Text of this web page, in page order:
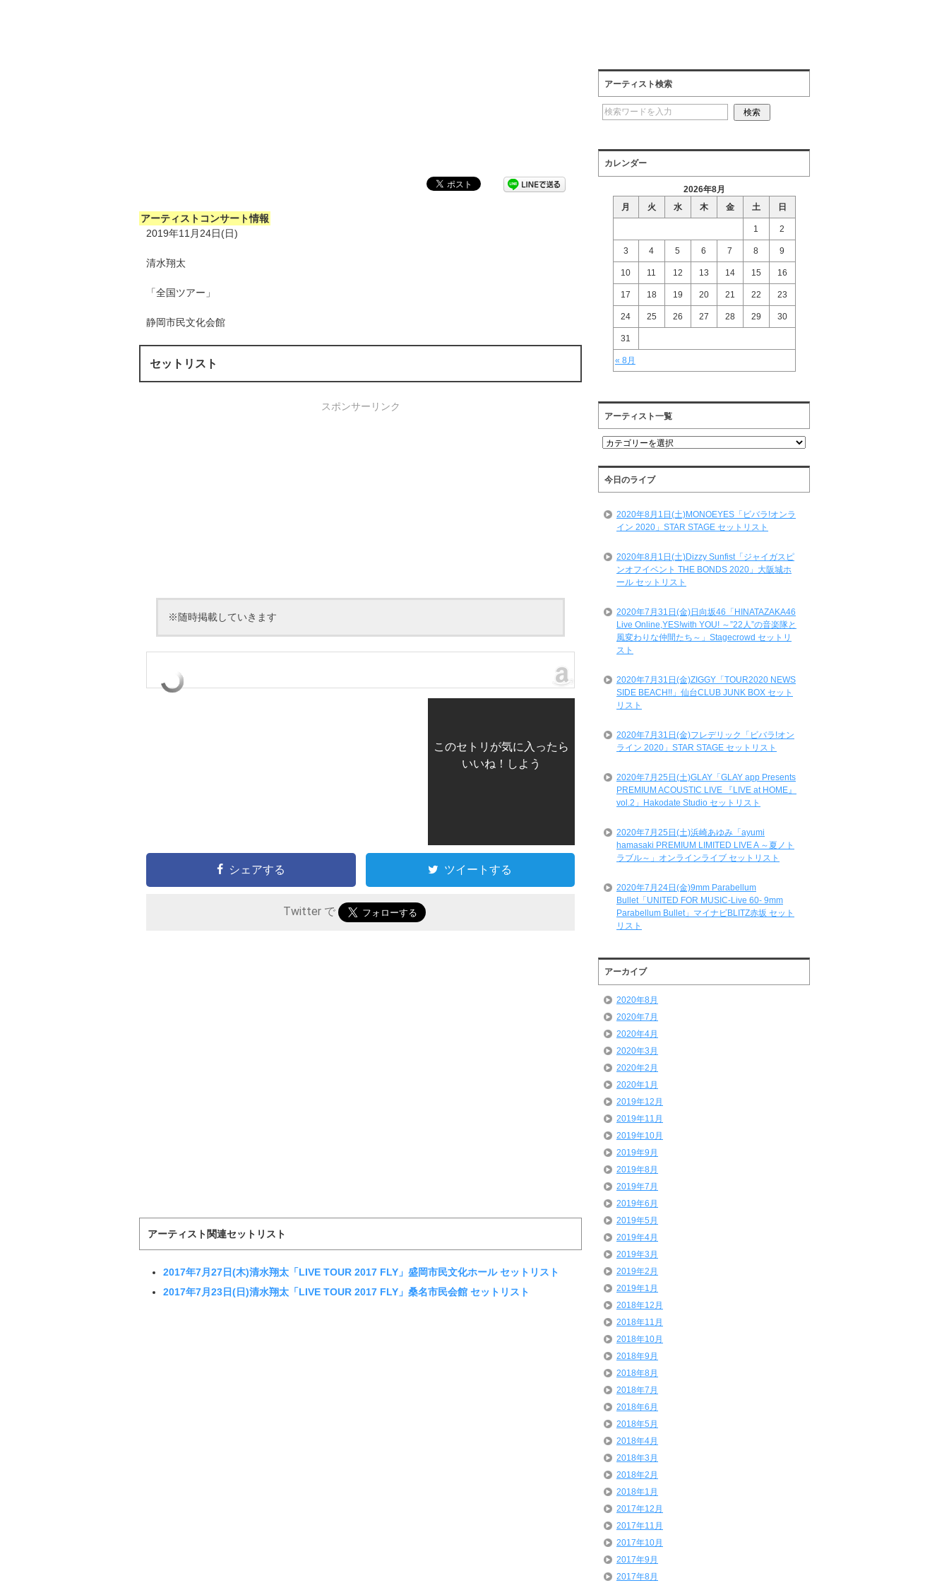
アーティストコンサート情報
2019年11月24日(日)
清水翔太
「全国ツアー」
静岡市民文化会館
セットリスト
スポンサーリンク
※随時掲載していきます
このセトリが気に入ったら
いいね！しよう
シェアする ツイートする
Twitter で
アーティスト関連セットリスト
2017年7月27日(木)清水翔太「LIVE TOUR 2017 FLY」盛岡市民文化ホール セットリスト
2017年7月23日(日)清水翔太「LIVE TOUR 2017 FLY」桑名市民会館 セットリスト
アーティスト検索
カレンダー
2026年8月
月
火 水 木 金 土 日
« 8月
1 2
3 4 5 6 7 8 9
10 11 12 13 14 15 16
17 18 19 20 21 22 23
24 25 26 27 28 29 30
31
アーティスト一覧
ア
テ
ィ
ス
一
今日のライブ
2020年8月1日(土)MONOEYES「ビバラ!オンラ
イン 2020」STAR STAGE セットリスト
2020年8月1日(土)Dizzy Sunfist「ジャイガスピ
ンオフイベント THE BONDS 2020」大阪城ホ
ール セットリスト
2020年7月31日(金)日向坂46「HINATAZAKA46
Live Online,YES!with YOU! ～”22人”の音楽隊と
風変わりな仲間たち～」Stagecrowd セットリ
スト
2020年7月31日(金)ZIGGY「TOUR2020 NEWS
SIDE BEACH!!」仙台CLUB JUNK BOX セット
リスト
2020年7月31日(金)フレデリック「ビバラ!オン
ライン 2020」STAR STAGE セットリスト
2020年7月25日(土)GLAY「GLAY app Presents
PREMIUM ACOUSTIC LIVE 『LIVE at HOME』
vol.2」Hakodate Studio セットリスト
2020年7月25日(土)浜崎あゆみ「ayumi
hamasaki PREMIUM LIMITED LIVE A ～夏ノト
ラブル～」オンラインライブ セットリスト
2020年7月24日(金)9mm Parabellum
Bullet「UNITED FOR MUSIC-Live 60- 9mm
Parabellum Bullet」マイナビBLITZ赤坂 セット
リスト
アーカイブ
2020年8月
2020年7月
2020年4月
2020年3月
2020年2月
2020年1月
2019年12月
2019年11月
2019年10月
2019年9月
2019年8月
2019年7月
2019年6月
2019年5月
2019年4月
2019年3月
2019年2月
2019年1月
2018年12月
2018年11月
2018年10月
2018年9月
2018年8月
2018年7月
2018年6月
2018年5月
2018年4月
2018年3月
2018年2月
2018年1月
2017年12月
2017年11月
2017年10月
2017年9月
2017年8月